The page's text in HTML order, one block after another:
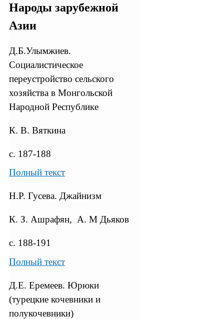
Народы зарубежной
Азии
Д.Б.Улымжиев.
Социалистическое
переустройство сельского
хозяйства в Монгольской
Народной Республике
К. В. Вяткина
с. 187-188
Полный текст
Н.Р. Гусева. Джайнизм
К. З. Ашрафян, А. М Дьяков
с. 188-191
Полный текст
Д.Е. Еремеев. Юрюки
(турецкие кочевники и
полукочевники)